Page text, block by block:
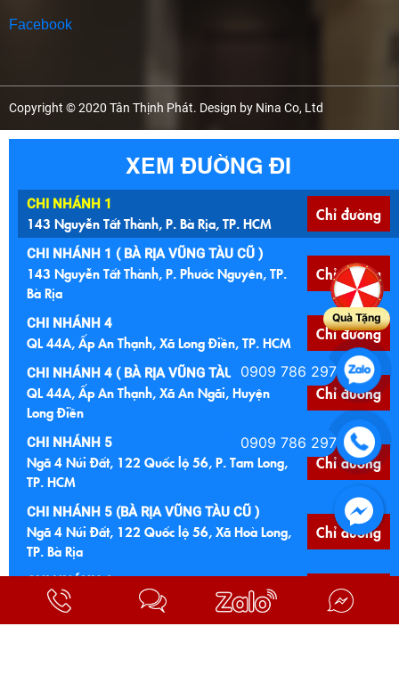
Facebook
Copyright © 2020 Tân Thịnh Phát. Design by Nina Co, Ltd
XEM ĐƯỜNG ĐI
CHI NHÁNH 1
143 Nguyễn Tất Thành, P. Bà Rịa, TP. HCM Chỉ đường
CHI NHÁNH 1 ( BÀ RỊA VŨNG TÀU CŨ )
143 Nguyễn Tất Thành, P. Phước Nguyên, TP.
Bà Rịa
Chỉ đường
CHI NHÁNH 4
QL 44A, Ấp An Thạnh, Xã Long Điền, TP. HCM Chỉ đường
CHI NHÁNH 4 ( BÀ RỊA VŨNG TÀU )
QL 44A, Ấp An Thạnh, Xã An Ngãi, Huyện
Long Điền
Chỉ đường
CHI NHÁNH 5
Ngã 4 Núi Đất, 122 Quốc lộ 56, P. Tam Long,
TP. HCM
Chỉ đường
CHI NHÁNH 5 (BÀ RỊA VŨNG TÀU CŨ )
Ngã 4 Núi Đất, 122 Quốc lộ 56, Xã Hoà Long,
TP. Bà Rịa
Chỉ đường
CHI NHÁNH 6
Cầu Đất Đỏ, Quốc lộ 55, Xã Đất Đỏ, TP. HCM Chỉ đường
Quà Tặng
0909 786 297
0909 786 297